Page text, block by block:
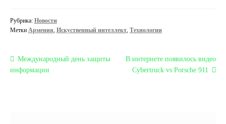
Рубрика: Новости
Метки Армения, Искуственный интеллект, Технологии
Навигация
по
Предыдущая
запись:
Международный день защиты
информации
Следующая
запись:
В интернете появилось видео
Cybertruck vs Porsche 911